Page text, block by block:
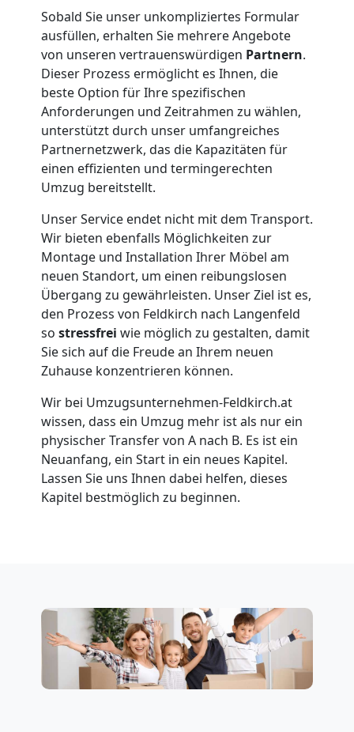
Sobald Sie unser unkompliziertes Formular
ausfüllen, erhalten Sie mehrere Angebote
von unseren vertrauenswürdigen Partnern.
Dieser Prozess ermöglicht es Ihnen, die
beste Option für Ihre spezifischen
Anforderungen und Zeitrahmen zu wählen,
unterstützt durch unser umfangreiches
Partnernetzwerk, das die Kapazitäten für
einen effizienten und termingerechten
Umzug bereitstellt.
Unser Service endet nicht mit dem Transport.
Wir bieten ebenfalls Möglichkeiten zur
Montage und Installation Ihrer Möbel am
neuen Standort, um einen reibungslosen
Übergang zu gewährleisten. Unser Ziel ist es,
den Prozess von Feldkirch nach Langenfeld
so stressfrei wie möglich zu gestalten, damit
Sie sich auf die Freude an Ihrem neuen
Zuhause konzentrieren können.
Wir bei Umzugsunternehmen-Feldkirch.at
wissen, dass ein Umzug mehr ist als nur ein
physischer Transfer von A nach B. Es ist ein
Neuanfang, ein Start in ein neues Kapitel.
Lassen Sie uns Ihnen dabei helfen, dieses
Kapitel bestmöglich zu beginnen.
Privatumzug
Feldkirch
Tresortransport
Feldkirch
Umzug
für
Senioren
Feldkirch
Fernumzug
Feldkirch
Büroumzug